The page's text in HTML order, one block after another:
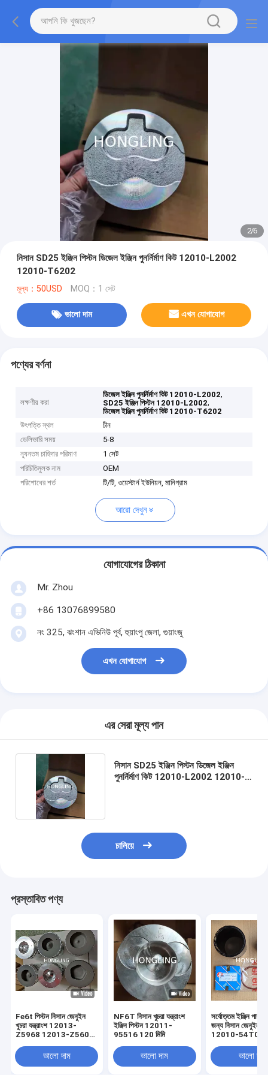
2/6
নিসান SD25 ইঞ্জিন পিস্টন ডিজেল ইঞ্জিন পুনর্নির্মাণ কিট 12010-L2002
12010-T6202
মূল্য：50USD MOQ：1 সেট
ভালো দাম এখন যোগাযোগ
পণ্যের বর্ণনা
লক্ষণীয় করা
ডিজেল ইঞ্জিন পুনর্নির্মাণ কিট 12010-L2002,
SD25 ইঞ্জিন পিস্টন 12010-L2002,
ডিজেল ইঞ্জিন পুনর্নির্মাণ কিট 12010-T6202
উৎপত্তি স্থল
চীন
ডেলিভারি সময়
5-8
ন্যূনতম চাহিদার পরিমাণ
1 সেট
পরিচিতিমুলক নাম
OEM
পরিশোধের শর্ত
টি/টি, ওয়েস্টার্ন ইউনিয়ন, মানিগ্রাম
আরো দেখুন
যোগাযোগের ঠিকানা
Mr. Zhou
+86 13076899580
নং 325, ঝংশান এভিনিউ পূর্ব, হুয়াংপু জেলা, গুয়াংজু
এখন যোগাযোগ
এর সেরা মূল্য পান
নিসান SD25 ইঞ্জিন পিস্টন ডিজেল ইঞ্জিন
পুনর্নির্মাণ কিট 12010-L2002 12010-
চালিয়ে
প্রস্তাবিত পণ্য
Fe6t পিস্টন নিসান জেনুইন
খুচরা যন্ত্রাংশ 12013-
Z5968 12013-Z5605
ভালো দাম
NF6T নিসান খুচরা যন্ত্রাংশ
ইঞ্জিন পিস্টন 12011-
95516 120 মিমি
ভালো দাম
সর্বোত্তম ইঞ্জিন
জন্য নিসান জেনুইন
12010-54T00
ভালো দাম